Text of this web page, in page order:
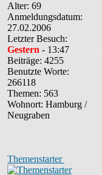
Alter: 69
Anmeldungsdatum:
27.02.2006
Letzter Besuch:
Gestern - 13:47
Beiträge: 4255
Benutzte Worte:
266118
Themen: 563
Wohnort: Hamburg /
Neugraben
Themenstarter